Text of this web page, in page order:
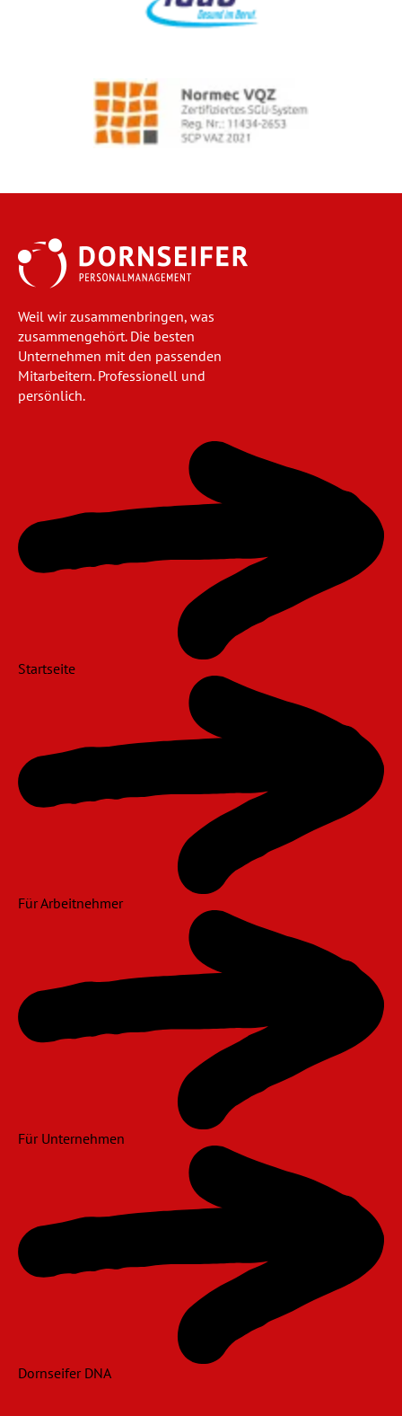
Weil wir zusammenbringen, was
zusammengehört. Die besten
Unternehmen mit den passenden
Mitarbeitern. Professionell und
persönlich.
Startseite
Für Arbeitnehmer
Für Unternehmen
Dornseifer DNA